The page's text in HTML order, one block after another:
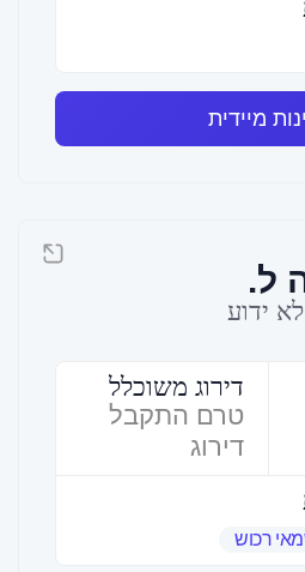
מיידית
ל.
ידוע
דירוג משוכלל
טרם התקבל
דירוג
רכוש